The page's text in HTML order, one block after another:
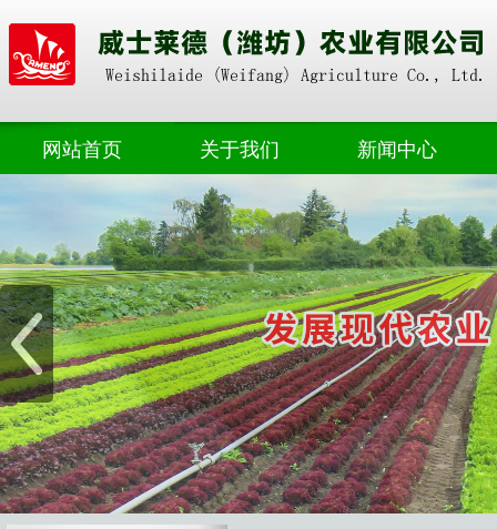
网站首页 关于我们 新闻中心
公司动态
业界资讯
奥朴赛掺混
奥朴赛高塔
奥朴赛菌剂
奥朴赛硝硫基
奥朴赛转鼓
水溶肥料
微生物肥
生物有机肥